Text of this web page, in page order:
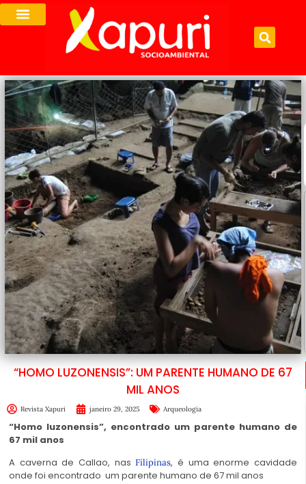
“HOMO LUZONENSIS”: UM PARENTE HUMANO DE 67
MIL ANOS
Revista Xapuri janeiro 29, 2025 Arqueologia
“Homo luzonensis”, encontrado um parente humano de
67 mil anos
A caverna de Callao, nasFilipinas, é uma enorme cavidade
onde foi encontrado um parente humano de 67 mil anos